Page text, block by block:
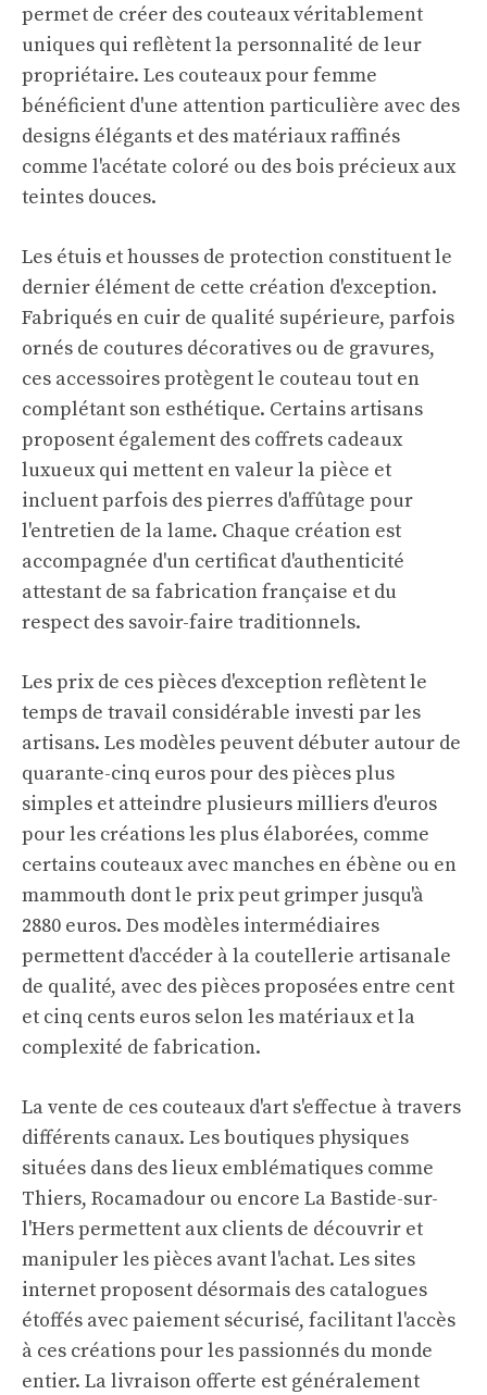
permet de créer des couteaux véritablement
uniques qui reflètent la personnalité de leur
propriétaire. Les couteaux pour femme
bénéficient d'une attention particulière avec des
designs élégants et des matériaux raffinés
comme l'acétate coloré ou des bois précieux aux
teintes douces.
Les étuis et housses de protection constituent le
dernier élément de cette création d'exception.
Fabriqués en cuir de qualité supérieure, parfois
ornés de coutures décoratives ou de gravures,
ces accessoires protègent le couteau tout en
complétant son esthétique. Certains artisans
proposent également des coffrets cadeaux
luxueux qui mettent en valeur la pièce et
incluent parfois des pierres d'affûtage pour
l'entretien de la lame. Chaque création est
accompagnée d'un certificat d'authenticité
attestant de sa fabrication française et du
respect des savoir-faire traditionnels.
Les prix de ces pièces d'exception reflètent le
temps de travail considérable investi par les
artisans. Les modèles peuvent débuter autour de
quarante-cinq euros pour des pièces plus
simples et atteindre plusieurs milliers d'euros
pour les créations les plus élaborées, comme
certains couteaux avec manches en ébène ou en
mammouth dont le prix peut grimper jusqu'à
2880 euros. Des modèles intermédiaires
permettent d'accéder à la coutellerie artisanale
de qualité, avec des pièces proposées entre cent
et cinq cents euros selon les matériaux et la
complexité de fabrication.
La vente de ces couteaux d'art s'effectue à travers
différents canaux. Les boutiques physiques
situées dans des lieux emblématiques comme
Thiers, Rocamadour ou encore La Bastide-sur-
l'Hers permettent aux clients de découvrir et
manipuler les pièces avant l'achat. Les sites
internet proposent désormais des catalogues
étoffés avec paiement sécurisé, facilitant l'accès
à ces créations pour les passionnés du monde
entier. La livraison offerte est généralement